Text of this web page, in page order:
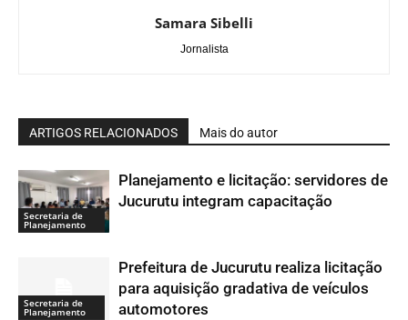
Samara Sibelli
Jornalista
ARTIGOS RELACIONADOS Mais do autor
Secretaria de
Planejamento
Planejamento e licitação: servidores de
Jucurutu integram capacitação
Secretaria de
Planejamento
Prefeitura de Jucurutu realiza licitação
para aquisição gradativa de veículos
automotores